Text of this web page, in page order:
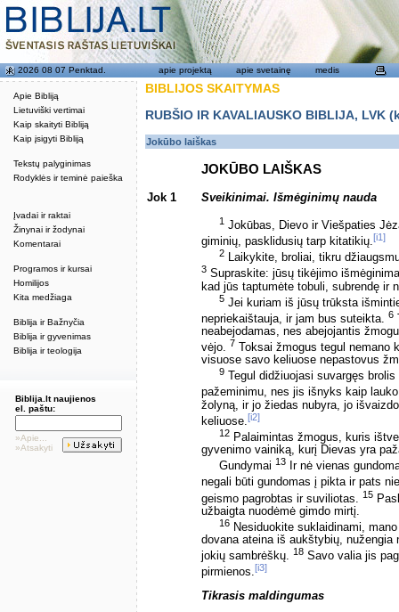
Apie Bibliją
Lietuviški vertimai
Kaip skaityti Bibliją
Kaip įsigyti Bibliją
Tekstų palyginimas
Rodyklės ir teminė paieška
Įvadai ir raktai
Žinynai ir žodynai
Komentarai
Programos ir kursai
Homilijos
Kita medžiaga
Biblija ir Bažnyčia
Biblija ir gyvenimas
Biblija ir teologija
2026 08 07 Penktad. apie projektą apie svetainę medis
Biblija.lt naujienos
el. paštu:
»Apie...
»Atsakyti
BIBLIJOS SKAITYMAS
RUBŠIO IR KAVALIAUSKO BIBLIJA,
Jokūbo laiškas
JOKŪBO LAIŠKAS
Jok 1 Sveikinimai. Išmėginimų nauda
1 Jokūbas, Dievo ir Viešpaties
giminių, pasklidusių tarp kitatikių.[i1]
2 Laikykite, broliai, tikru
3 Supraskite: jūsų tikėjimo
kad jūs taptumėte tobuli, subrendę ir
5 Jei kuriam iš jūsų trūksta
nepriekaištauja, ir jam bus suteikta. 6
neabejodamas, nes abejojantis
vėjo. 7 Toksai žmogus tegul
visuose savo keliuose nepastovus
9 Tegul didžiuojasi suvargęs
pažeminimu, nes jis išnyks kaip
žolyną, ir jo žiedas nubyra, jo
keliuose.[i2]
12 Palaimintas žmogus, kuris
gyvenimo vainiką, kurį Dievas yra
Gundymai 13 Ir nė vienas
negali būti gundomas į pikta ir pats
geismo pagrobtas ir suviliotas.
15
užbaigta nuodėmė gimdo mirtį.
16 Nesiduokite suklaidinami,
dovana ateina iš aukštybių,
jokių sambrėškų. 18 Savo valia jis
pirmienos.[i3]
Tikrasis maldingumas